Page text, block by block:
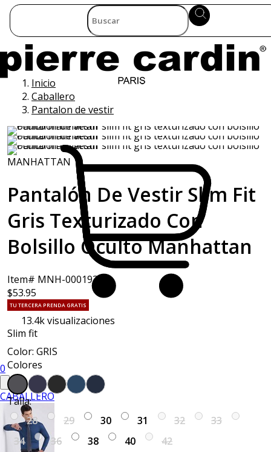
0
CABALLERO
Inicio
Caballero
Pantalon de vestir
MANHATTAN
Pantalón De Vestir Slim Fit
Gris Texturizado Con
Bolsillo Oculto Manhattan
Item# MNH-000193
$53.95
TU TERCERA PRENDA GRATIS
13.4kvisualizaciones
Slim fit
Color: GRIS
Colores
Talla:
28
29 30 31 32
33
34
36 38 40
42